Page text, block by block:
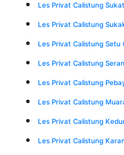
Les Privat Calistung
Les Privat Calistung
Les Privat Calistung Setu
Les Privat Calistung
Les Privat Calistung
Les Privat Calistung
Les Privat Calistung
Les Privat Calistung